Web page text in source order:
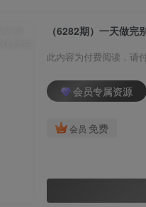
此内容为付费阅读，请
会员专属资源
会员 免费